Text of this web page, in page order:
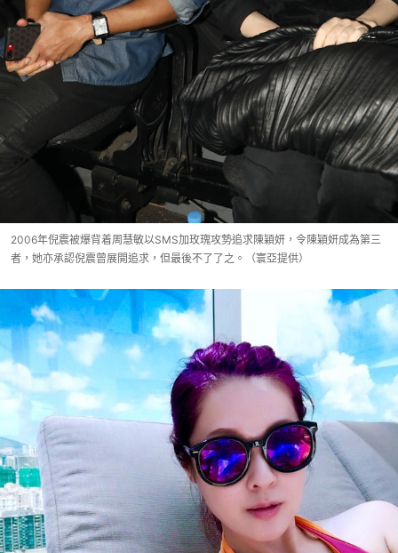
2006年倪震被爆背着周慧敏以SMS加玫瑰攻勢追求陳穎妍，令陳穎妍成為第三
者，她亦承認倪震曾展開追求，但最後不了了之。（寰亞提供）